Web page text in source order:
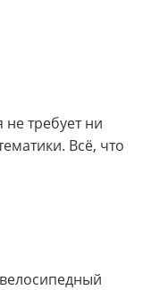
требует ни
Всё, что